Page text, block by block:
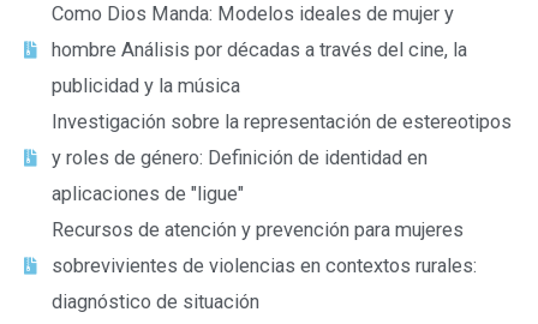
Como Dios Manda: Modelos ideales de mujer y
hombre Análisis por décadas a través del cine, la
publicidad y la música
Investigación sobre la representación de estereotipos
y roles de género: Definición de identidad en
aplicaciones de "ligue"
Recursos de atención y prevención para mujeres
sobrevivientes de violencias en contextos rurales:
diagnóstico de situación